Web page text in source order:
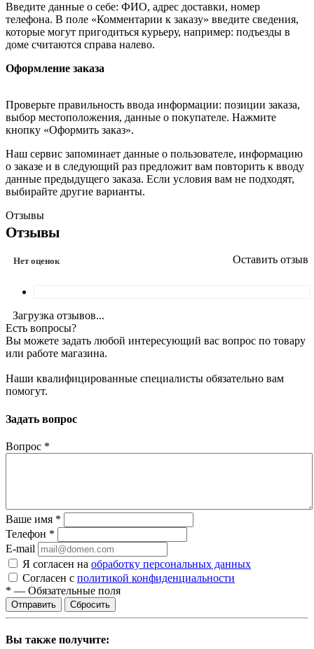
Введите данные о себе: ФИО, адрес доставки, номер
телефона. В поле «Комментарии к заказу» введите сведения,
которые могут пригодиться курьеру, например: подъезды в
доме считаются справа налево.
Оформление заказа
Проверьте правильность ввода информации: позиции заказа,
выбор местоположения, данные о покупателе. Нажмите
кнопку «Оформить заказ».
Наш сервис запоминает данные о пользователе, информацию
о заказе и в следующий раз предложит вам повторить к вводу
данные предыдущего заказа. Если условия вам не подходят,
выбирайте другие варианты.
Отзывы
Отзывы
Нет оценок Оставить отзыв
Загрузка отзывов...
Есть вопросы?
Вы можете задать любой интересующий вас вопрос по товару
или работе магазина.
Наши квалифицированные специалисты обязательно вам
помогут.
Задать вопрос
Вопрос *
Ваше имя *
Телефон *
E-mail
Я согласен на обработку персональных данных
Согласен с политикой конфиденциальности
* — Обязательные поля
Сбросить
Вы также получите: